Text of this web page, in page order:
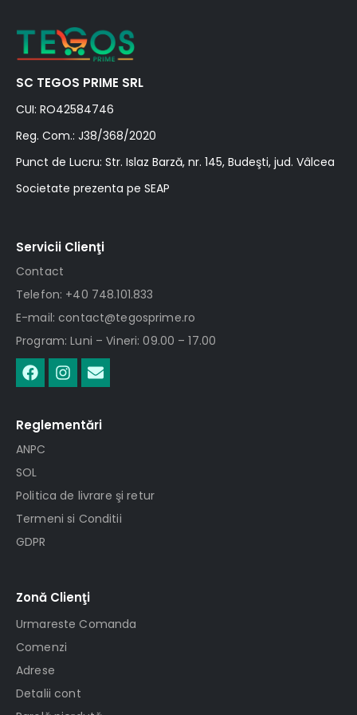
SC TEGOS PRIME SRL
CUI: RO42584746
Reg. Com.: J38/368/2020
Punct de Lucru: Str. Islaz Barză, nr. 145, Budeşti, jud. Vâlcea
Societate prezenta pe SEAP
Servicii Clienţi
Contact
Telefon: +40 748.101.833
E-mail: contact@tegosprime.ro
Program: Luni – Vineri: 09.00 – 17.00
Reglementări
ANPC
SOL
Politica de livrare şi retur
Termeni si Conditii
GDPR
Zonă Clienţi
Urmareste Comanda
Comenzi
Adrese
Detalii cont